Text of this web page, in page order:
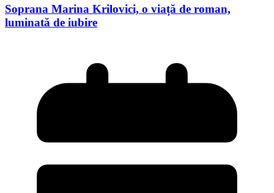
Soprana Marina Krilovici, o viață de roman,
luminată de iubire